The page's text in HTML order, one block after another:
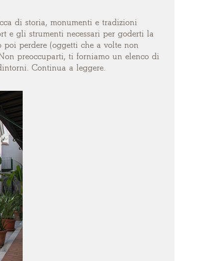
di storia, monumenti e tradizioni
e gli strumenti necessari per goderti la
perdere (oggetti che a volte non
preoccuparti, ti forniamo un elenco di
Continua a leggere.